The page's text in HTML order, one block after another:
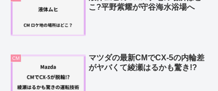
こ?平野紫耀が守谷海水浴場へ
CM
マツダの最新CMでCX-5の内輪差
がヤバくて綾瀬はるかも驚き!?